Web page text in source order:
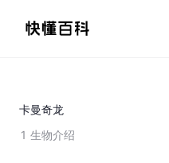
卡曼奇龙
1 生物介绍